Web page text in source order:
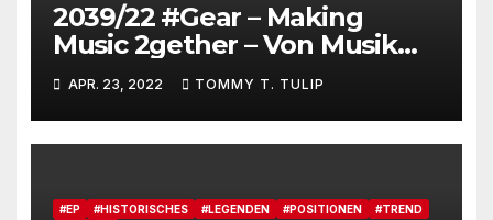
2039/22 #Gear – Making
Music 2gether – Von Musik
machen via Serverplattform
APR. 23, 2022 TOMMY T. TULIP
#EP #HISTORISCHES #LEGENDEN #POSITIONEN
#TREND